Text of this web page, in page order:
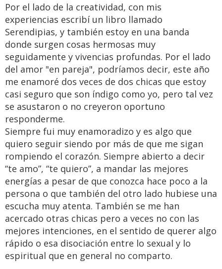
Por el lado de la creatividad, con mis
experiencias escribí un libro llamado
Serendipias, y también estoy en una banda
donde surgen cosas hermosas muy
seguidamente y vivencias profundas. Por el lado
del amor "en pareja", podríamos decir, este año
me enamoré dos veces de dos chicas que estoy
casi seguro que son índigo como yo, pero tal vez
se asustaron o no creyeron oportuno
responderme.
Siempre fui muy enamoradizo y es algo que
quiero seguir siendo por más de que me sigan
rompiendo el corazón. Siempre abierto a decir
“te amo”, “te quiero”, a mandar las mejores
energías a pesar de que conozca hace poco a la
persona o que también del otro lado hubiese una
escucha muy atenta. También se me han
acercado otras chicas pero a veces no con las
mejores intenciones, en el sentido de querer algo
rápido o esa disociación entre lo sexual y lo
espiritual que en general no comparto.